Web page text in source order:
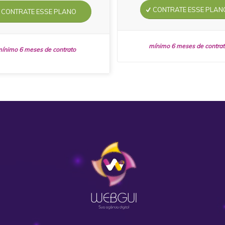
CONTRATE ESSE PLANO
6 meses de contrato
CONTRATE ESSE
mínimo 6 meses de